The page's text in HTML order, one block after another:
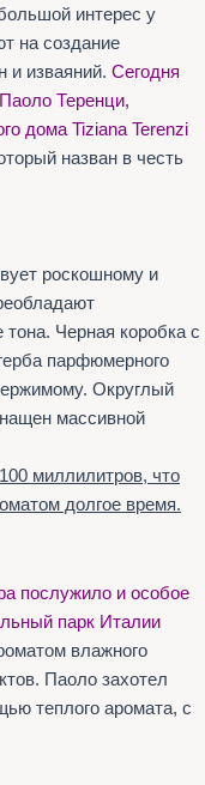
интерес у
на создание
и изваяний. Сегодня
Теренци,
дома Tiziana Terenzi
назван в честь
роскошному и
Черная коробка с
парфюмерного
Округлый
массивной
миллилитров, что
долгое время.
послужило и особое
парк Италии
влажного
Паоло захотел
теплого аромата, с